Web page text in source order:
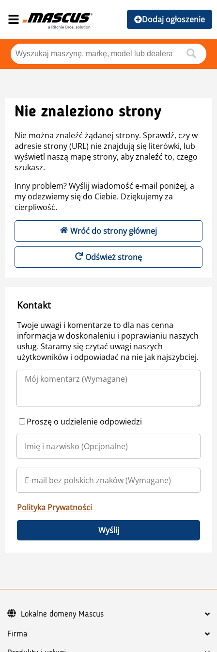
Dodaj ogłoszenie
Nie znaleziono strony
Nie można znaleźć żądanej strony. Sprawdź, czy w
adresie strony (URL) nie znajdują się literówki, lub
wyświetl naszą mapę strony, aby znaleźć to, czego
szukasz.
Inny problem? Wyślij wiadomość e-mail poniżej, a
my odezwiemy się do Ciebie. Dziękujemy za
cierpliwość.
Wróć do strony głównej
Odśwież stronę
Kontakt
Twoje uwagi i komentarze to dla nas cenna
informacja w doskonaleniu i poprawianiu naszych
usług. Staramy się czytać uwagi naszych
użytkowników i odpowiadać na nie jak najszybciej.
Proszę o udzielenie odpowiedzi
Polityka Prywatności
Wyślij
Firma
Lokalne domeny Mascus